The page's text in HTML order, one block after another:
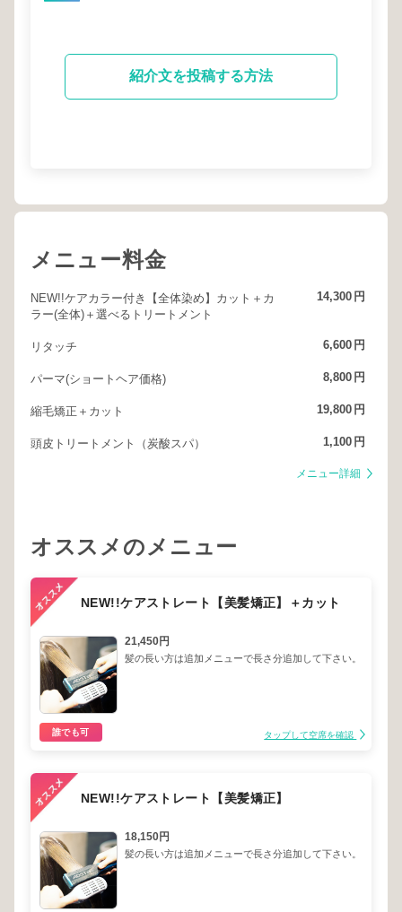
紹介文を投稿する方法
メニュー料金
NEW!!ケアカラー付き【全体染め】カット＋カ
ラー(全体)＋選べるトリートメント
14,300 円
リタッチ 6,600 円
パーマ(ショートヘア価格) 8,800 円
縮毛矯正＋カット 19,800 円
頭皮トリートメント（炭酸スパ） 1,100 円
メニュー詳細
オススメのメニュー
NEW!!ケアストレート【美髪矯正】＋カット
21,450円
髪の長い方は追加メニューで長さ分追加して下さい。
誰でも可 タップして空席を確認
NEW!!ケアストレート【美髪矯正】
18,150円
髪の長い方は追加メニューで長さ分追加して下さい。